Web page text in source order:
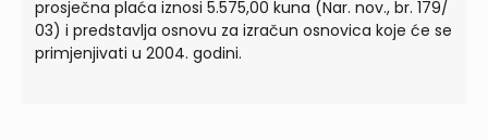
prosječna plaća iznosi 5.575,00 kuna (Nar. nov., br. 179/
03) i predstavlja osnovu za izračun osnovica koje će se
primjenjivati u 2004. godini.